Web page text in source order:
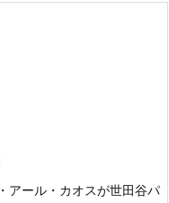
アール・カオスが世田谷パ